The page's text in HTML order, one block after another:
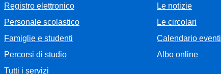
Registro elettronico
Personale scolastico
Famiglie e studenti
Percorsi di studio
Tutti i servizi
Le notizie
Le circolari
Calendario eventi
Albo online